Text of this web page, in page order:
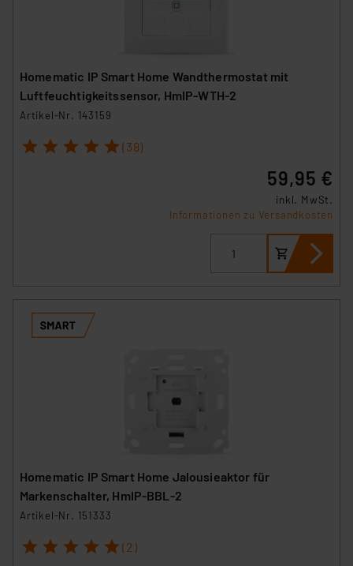
Homematic IP Smart Home Wandthermostat mit
Luftfeuchtigkeitssensor, HmIP-WTH-2
Artikel-Nr. 143159
1 2 3 4 5 (38)
59,95 €
inkl. MwSt.
Informationen zu Versandkosten
Homematic IP Smart Home Jalousieaktor für
Markenschalter, HmIP-BBL-2
Artikel-Nr. 151333
1 2 3 4 5 (2)